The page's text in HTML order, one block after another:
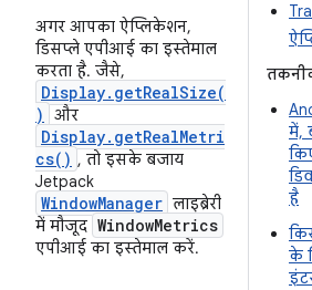
अगर आपका ऐप्लिकेशन,
डिसप्ले एपीआई का इस्तेमाल
करता है. जैसे,
Display.getRealSize(
)
और
Display.getRealMetri
cs() , तो इसके बजाय
Jetpack
WindowManager लाइब्रेरी
में मौजूद WindowMetrics
एपीआई का इस्तेमाल करें.
में,
है
के